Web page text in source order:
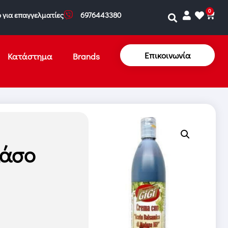
επαγγελματίες 6976443380 0
Κατάστημα Brands Επικοινωνία